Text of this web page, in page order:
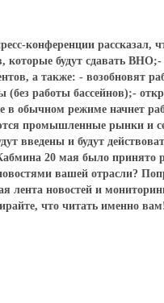
конференции рассказал,
будут сдавать ВНО;-
а также: - возобновят
работы бассейнов);-
в обычном режиме начнет
промышленные рынки и
введены и будут
20 мая было принято
вашей отрасли?
лента новостей и
что читать именно